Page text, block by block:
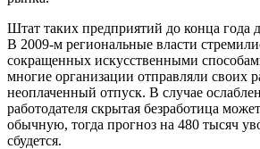
Штат таких предприятий до конца года
В 2009-м региональные власти
сокращенных искусственными
многие организации отправляли своих
неоплаченный отпуск. В случае
работодателя скрытая безработица
обычную, тогда прогноз на 480 тысяч
сбудется.